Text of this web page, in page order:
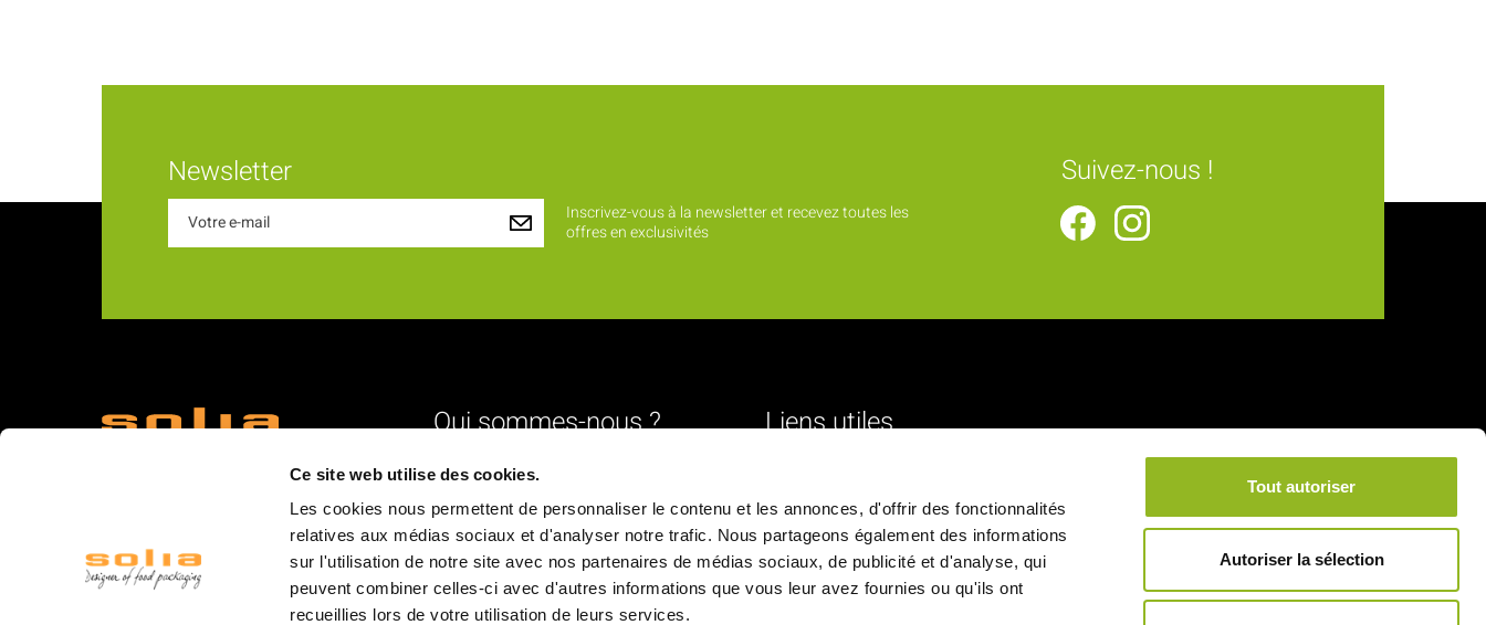
Ce site web utilise des cookies.
Les cookies nous permettent de personnaliser le contenu et les annonces, d'offrir des fonctionnalités
relatives aux médias sociaux et d'analyser notre trafic. Nous partageons également des informations
sur l'utilisation de notre site avec nos partenaires de médias sociaux, de publicité et d'analyse, qui
peuvent combiner celles-ci avec d'autres informations que vous leur avez fournies ou qu'ils ont
recueillies lors de votre utilisation de leurs services.
Tout autoriser
Autoriser la sélection
Newsletter
Inscrivez-vous à la newsletter et recevez toutes les
offres en exclusivités
Suivez-nous !
Qui sommes-nous ?
L'identité
Nos valeurs
La structure
L'équipe
La logistique
Liens utiles
Mentions légales
Conditions générales de vente
Paiement sécurisé